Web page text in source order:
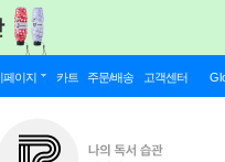
페이지 카트 주문/배송 고객센터